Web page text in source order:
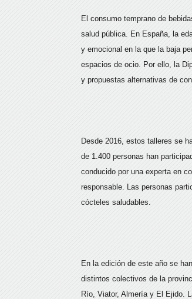
El consumo temprano de
salud pública. En España, la
y emocional en la que la baja
espacios de ocio. Por ello, la
y propuestas alternativas de
Desde 2016, estos talleres se
de 1.400 personas han
conducido por una experta en
responsable. Las personas
cócteles saludables.
En la edición de este año se
distintos colectivos de la
Río, Viator, Almería y El Ejido.